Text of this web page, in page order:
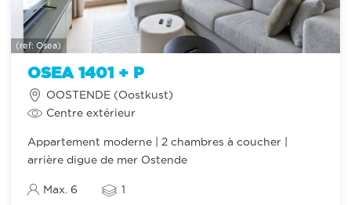
OSEA 1401 + P
(ref: Osea)
OOSTENDE (Oostkust)
Centre extérieur
Appartement moderne | 2 chambres à coucher |
arrière digue de mer Ostende
Max. 6 1